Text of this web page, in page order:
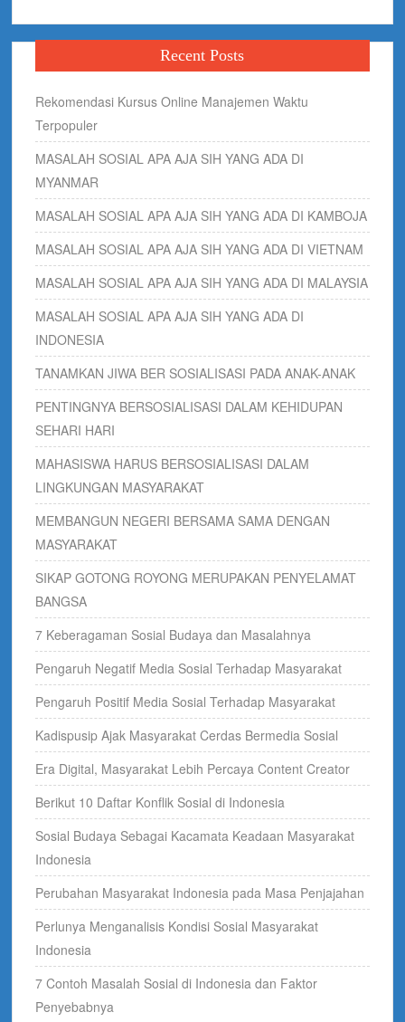
Recent Posts
Rekomendasi Kursus Online Manajemen Waktu
Terpopuler
MASALAH SOSIAL APA AJA SIH YANG ADA DI
MYANMAR
MASALAH SOSIAL APA AJA SIH YANG ADA DI KAMBOJA
MASALAH SOSIAL APA AJA SIH YANG ADA DI VIETNAM
MASALAH SOSIAL APA AJA SIH YANG ADA DI MALAYSIA
MASALAH SOSIAL APA AJA SIH YANG ADA DI
INDONESIA
TANAMKAN JIWA BER SOSIALISASI PADA ANAK-ANAK
PENTINGNYA BERSOSIALISASI DALAM KEHIDUPAN
SEHARI HARI
MAHASISWA HARUS BERSOSIALISASI DALAM
LINGKUNGAN MASYARAKAT
MEMBANGUN NEGERI BERSAMA SAMA DENGAN
MASYARAKAT
SIKAP GOTONG ROYONG MERUPAKAN PENYELAMAT
BANGSA
7 Keberagaman Sosial Budaya dan Masalahnya
Pengaruh Negatif Media Sosial Terhadap Masyarakat
Pengaruh Positif Media Sosial Terhadap Masyarakat
Kadispusip Ajak Masyarakat Cerdas Bermedia Sosial
Era Digital, Masyarakat Lebih Percaya Content Creator
Berikut 10 Daftar Konflik Sosial di Indonesia
Sosial Budaya Sebagai Kacamata Keadaan Masyarakat
Indonesia
Perubahan Masyarakat Indonesia pada Masa Penjajahan
Perlunya Menganalisis Kondisi Sosial Masyarakat
Indonesia
7 Contoh Masalah Sosial di Indonesia dan Faktor
Penyebabnya